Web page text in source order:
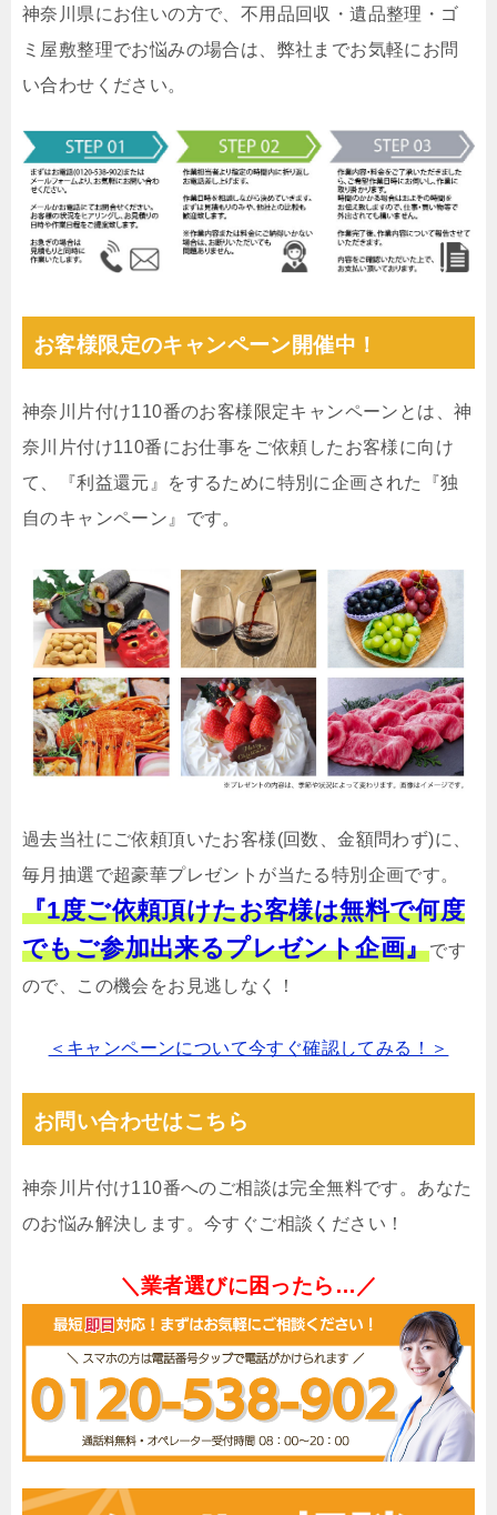
神奈川県にお住いの方で、不用品回収・遺品整理・ゴ
ミ屋敷整理でお悩みの場合は、弊社までお気軽にお問
い合わせください。
お客様限定のキャンペーン開催中！
神奈川片付け110番のお客様限定キャンペーンとは、神
奈川片付け110番にお仕事をご依頼したお客様に向け
て、『利益還元』をするために特別に企画された『独
自のキャンペーン』です。
過去当社にご依頼頂いたお客様(回数、金額問わず)に、
毎月抽選で超豪華プレゼントが当たる特別企画です。
『1度ご依頼頂けたお客様は無料で何度
でもご参加出来るプレゼント企画』です
ので、この機会をお見逃しなく！
＜キャンペーンについて今すぐ確認してみる！＞
お問い合わせはこちら
神奈川片付け110番へのご相談は完全無料です。あなた
のお悩み解決します。今すぐご相談ください！
＼業者選びに困ったら…／